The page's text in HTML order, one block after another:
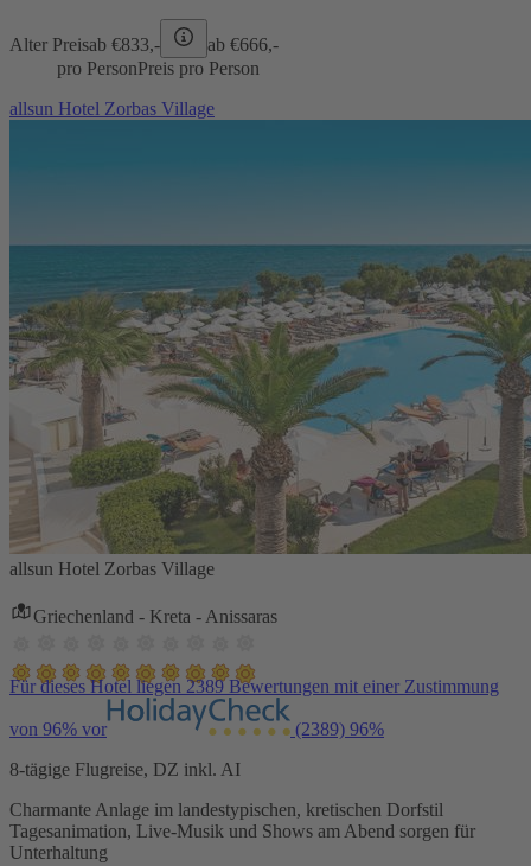
Alter Preisab €833,- ab €666,-
pro PersonPreis pro Person
allsun Hotel Zorbas Village
allsun Hotel Zorbas Village
Griechenland - Kreta - Anissaras
Für dieses Hotel liegen 2389 Bewertungen mit einer Zustimmung
von 96% vor (2389) 96%
8-tägige Flugreise, DZ inkl. AI
Charmante Anlage im landestypischen, kretischen Dorfstil
Tagesanimation, Live-Musik und Shows am Abend sorgen für
Unterhaltung